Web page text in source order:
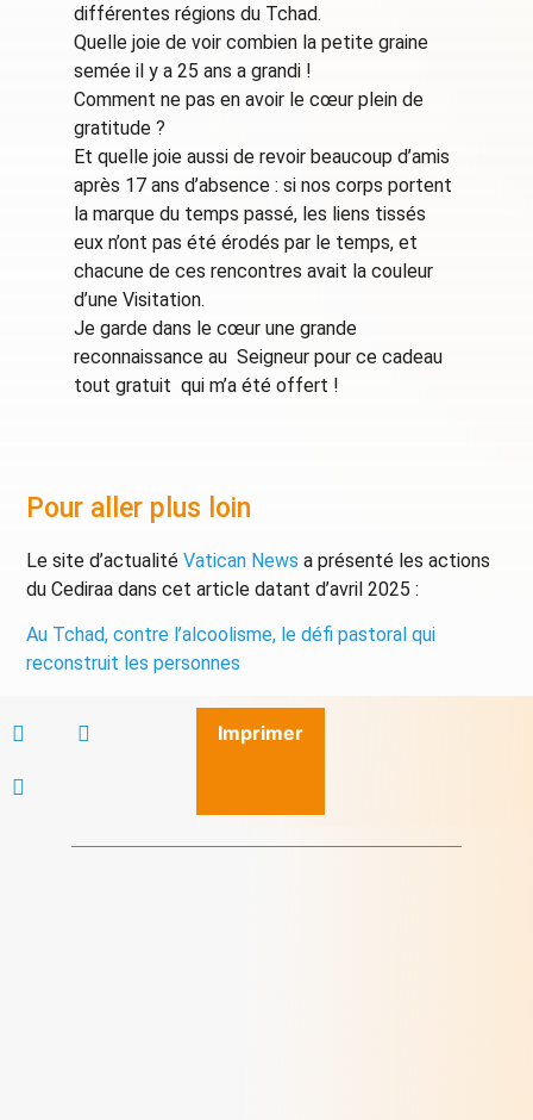
différentes régions du Tchad.
Quelle joie de voir combien la petite graine
semée il y a 25 ans a grandi !
Comment ne pas en avoir le cœur plein de
gratitude ?
Et quelle joie aussi de revoir beaucoup d’amis
après 17 ans d’absence : si nos corps portent
la marque du temps passé, les liens tissés
eux n’ont pas été érodés par le temps, et
chacune de ces rencontres avait la couleur
d’une Visitation.
Je garde dans le cœur une grande
reconnaissance au Seigneur pour ce cadeau
tout gratuit qui m’a été offert !
Pour aller plus loin
Le site d’actualitéVatican News a présenté les actions
du Cediraa dans cet article datant d’avril 2025 :
Au Tchad, contre l’alcoolisme, le défi pastoral qui
reconstruit les personnes
Imprimer